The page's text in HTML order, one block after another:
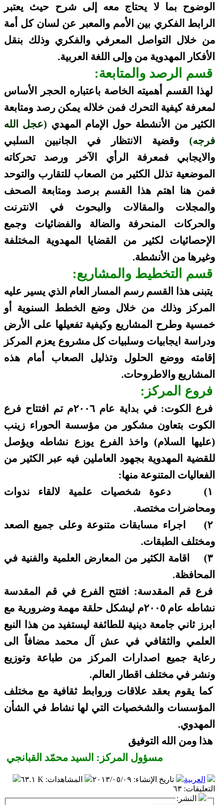
الوضوح بما لا يحتاج معه إلى شرح حيث يعتبر
الرابط الفكري بين الأمم والمعبر عن لسان كل أمة
من خلال التواصل المعرفي والفكري وذلك بنقل
الأفكار المهدوية من وإلى اللغة العربية.
قسم الرصد والمتابعة:
لهذا القسم أهميته الخاصة باعتباره الحجر الأساس
لمعرفة كيفية التحرك فمن خلاله يمكن رصد ومتابعة
الكثير من الأنشطة حول الإمام المهدي (عجل الله
فرجه) وقضية الانتظار في الجانبين السلبي
والايجابي فمعرفة الرأي الآخر ورصد تحركاته
الموضعية تذلل الكثير من الصعاب للتقارب والتوحد
فمن هنا اهتم هذا القسم برصد ومتابعة الصحف
والمجلات والمقالات والبحوث في الانترنت
والحركات المنحرفة والضالة والفضائيات وجمع
الإحصائيات لكثير من القضايا المهدوية المختلفة
وغيرها من الأنشطة.
قسم التخطيط والمشاريع:
يتبنى هذا القسم رسم المسار العام الذي يسير عليه
المركز وذلك من خلال وضع الخطط السنوية أو
خمسية وطرح المشاريع وكيفية تفعيلها على الأرض
ودراسة ايجابيات وسلبيات كل مشروع يعزم المركز
إقامته ووضع الحلول وتذليل الصعاب أمام هذه
المشاريع والاطروحات.
فروع المركز:
فرع الكوت: في بداية عام ٢٠٠٦م تم افتتاح فرع
الكوت بتعاون مشكور من مؤسسة الحوراء زينب
(عليها السلام) واخذ الفرع يوزع نشاطه ويؤصل
للقضية المهدوية بجهود العاملين فيه عبر الكثير من
الفعاليات المتنوعة منها:
١)
دعوة شخصيات علمية لالقاء ندوات
ومحاضرات مختصة.
٢)
اجراء مسابقات متنوعة وعلى جميع الصعد
ومختلف الطبقات.
٣)
اقامة الكثير من المعارض العلمية والفنية في
المحافظة.
فرع قم المقدسة: افتتح الفرع في قم المقدسة
نشاطه عام ٢٠٠٥م ليشكل حلقة مهمة وضرورية مع
ابرز ثاني جامعة دينية للطائفة ليستفيد من هذا النبع
العلمي والثقافي في عش آل محمد مضافاً الى
رعاية جميع اصدارات المركز من طباعة وتوزيع
ونشر في مختلف اقطار العالم.
كما يقوم بعقد علاقات وروابط ثقافية مع مختلف
المؤسسات والشخصيات التي لها نشاط في الشأن
المهدوي.
هذا ومن الله التوفيق
مسؤول المركز: السيد محمّد القبانجي
العربية تاريخ الإنشاء: ٢٠١٣/٠٥/٠٩ المشاهدات: ٦٣.١ K
التعليقات: ٦٣
النشر: